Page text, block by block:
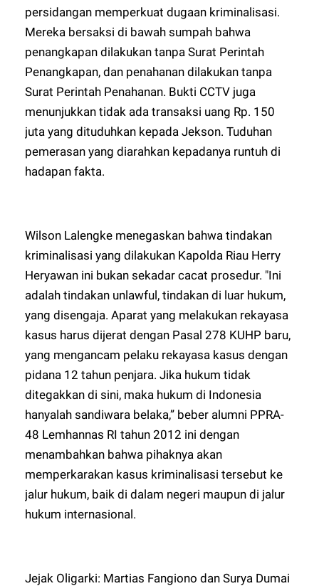
persidangan memperkuat dugaan kriminalisasi.
Mereka bersaksi di bawah sumpah bahwa
penangkapan dilakukan tanpa Surat Perintah
Penangkapan, dan penahanan dilakukan tanpa
Surat Perintah Penahanan. Bukti CCTV juga
menunjukkan tidak ada transaksi uang Rp. 150
juta yang dituduhkan kepada Jekson. Tuduhan
pemerasan yang diarahkan kepadanya runtuh di
hadapan fakta.
Wilson Lalengke menegaskan bahwa tindakan
kriminalisasi yang dilakukan Kapolda Riau Herry
Heryawan ini bukan sekadar cacat prosedur. "Ini
adalah tindakan unlawful, tindakan di luar hukum,
yang disengaja. Aparat yang melakukan rekayasa
kasus harus dijerat dengan Pasal 278 KUHP baru,
yang mengancam pelaku rekayasa kasus dengan
pidana 12 tahun penjara. Jika hukum tidak
ditegakkan di sini, maka hukum di Indonesia
hanyalah sandiwara belaka,” beber alumni PPRA-
48 Lemhannas RI tahun 2012 ini dengan
menambahkan bahwa pihaknya akan
memperkarakan kasus kriminalisasi tersebut ke
jalur hukum, baik di dalam negeri maupun di jalur
hukum internasional.
Jejak Oligarki: Martias Fangiono dan Surya Dumai